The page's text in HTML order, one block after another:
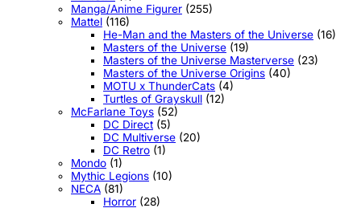
Manga/Anime Figurer (255)
Mattel (116)
He-Man and the Masters of the Universe (16)
Masters of the Universe (19)
Masters of the Universe Masterverse (23)
Masters of the Universe Origins (40)
MOTU x ThunderCats (4)
Turtles of Grayskull (12)
McFarlane Toys (52)
DC Direct (5)
DC Multiverse (20)
DC Retro (1)
Mondo (1)
Mythic Legions (10)
NECA (81)
Horror (28)